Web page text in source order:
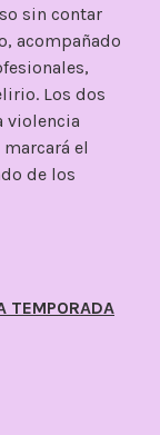
sin contar
acompañado
Los dos
violencia
el
de los
TEMPORADA